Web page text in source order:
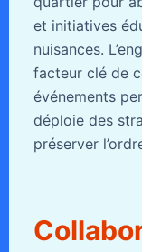
et initiatives
nuisances.
facteur clé de
événements
déploie des
préserver